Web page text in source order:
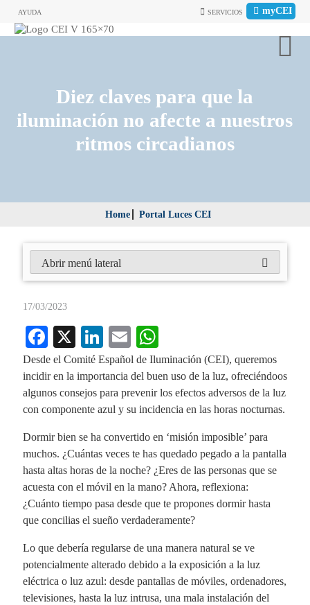
AYUDA myCEI
SERVICIOS
Diez claves para que la
iluminación no afecte a nuestros
ritmos circadianos
Home Portal Luces CEI
17/03/2023
Fa
ce
bo
ok
X
Li
nk
ed
In
E
m
ail
ha
ts
A
Desde el Comité Español de Iluminación (CEI), queremos
incidir en la importancia del buen uso de la luz, ofreciéndoos
algunos consejos para prevenir los efectos adversos de la luz
con componente azul y su incidencia en las horas nocturnas.
Dormir bien se ha convertido en ‘misión imposible’ para
muchos. ¿Cuántas veces te has quedado pegado a la pantalla
hasta altas horas de la noche? ¿Eres de las personas que se
acuesta con el móvil en la mano? Ahora, reflexiona:
¿Cuánto tiempo pasa desde que te propones dormir hasta
que concilias el sueño verdaderamente?
Lo que debería regularse de una manera natural se ve
potencialmente alterado debido a la exposición a la luz
eléctrica o luz azul: desde pantallas de móviles, ordenadores,
televisiones, hasta la luz intrusa, una mala instalación del
Abrir menú lateral